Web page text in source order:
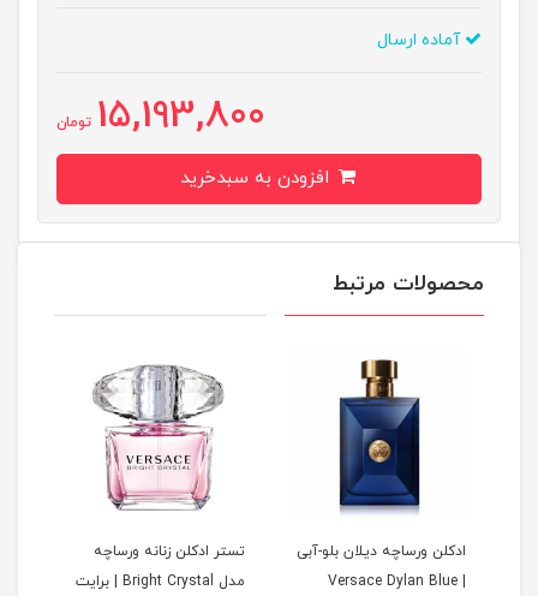
آماده ارسال
15,193,800 تومان
محصولات مرتبط
ادکلن ورساچه دیلان بلو-آبی
تستر ادکلن زنانه ورساچه
مدل Bright Crystal | برایت